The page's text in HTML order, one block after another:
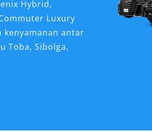
Hybrid,
Luxury
antar
Toba, Sibolga,